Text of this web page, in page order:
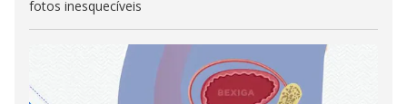
fotos inesquecíveis